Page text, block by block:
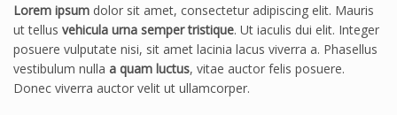
Lorem ipsum dolor sit amet, consectetur adipiscing elit. Mauris
ut tellus vehicula urna semper tristique. Ut iaculis dui elit. Integer
posuere vulputate nisi, sit amet lacinia lacus viverra a. Phasellus
vestibulum nulla a quam luctus, vitae auctor felis posuere.
Donec viverra auctor velit ut ullamcorper.